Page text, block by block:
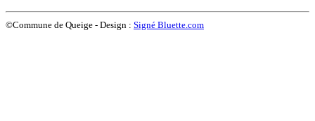
©Commune de Queige - Design : Signé Bluette.com